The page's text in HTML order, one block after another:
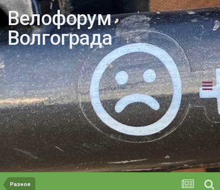
Велофорум
Волгограда
Разное